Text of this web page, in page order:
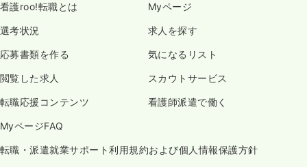
看護roo!転職とは Myページ
選考状況 求人を探す
応募書類を作る 気になるリスト
閲覧した求人 スカウトサービス
転職応援コンテンツ 看護師派遣で働く
MyページFAQ
転職・派遣就業サポート利用規約および個人情報保護方針